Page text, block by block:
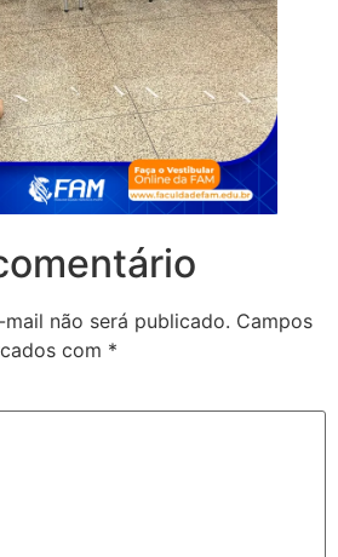
não será publicado. Campos
com *